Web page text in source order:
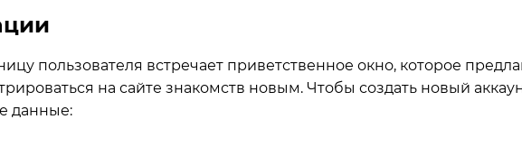
пользователя встречает приветственное окно, которое
на сайте знакомств новым. Чтобы создать новый
данные: